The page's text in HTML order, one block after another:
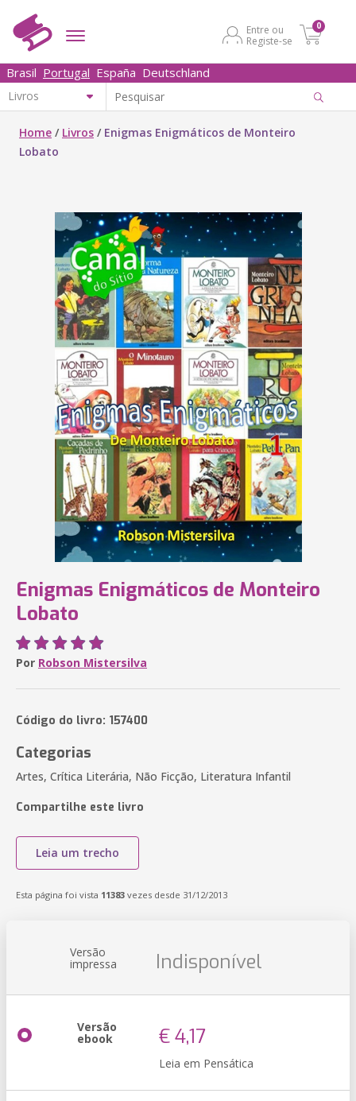
Entre ou
Registe-se
0
Brasil Portugal España Deutschland
Home / Livros / Enigmas Enigmáticos de Monteiro
Lobato
Enigmas Enigmáticos de Monteiro
Lobato
Por Robson Mistersilva
Código do livro: 157400
Categorias
Artes, Crítica Literária, Não Ficção, Literatura Infantil
Compartilhe este livro
Leia um trecho
Esta página foi vista 11383 vezes desde 31/12/2013
Versão
impressa Indisponível
Versão
ebook € 4,17
Leia em Pensática